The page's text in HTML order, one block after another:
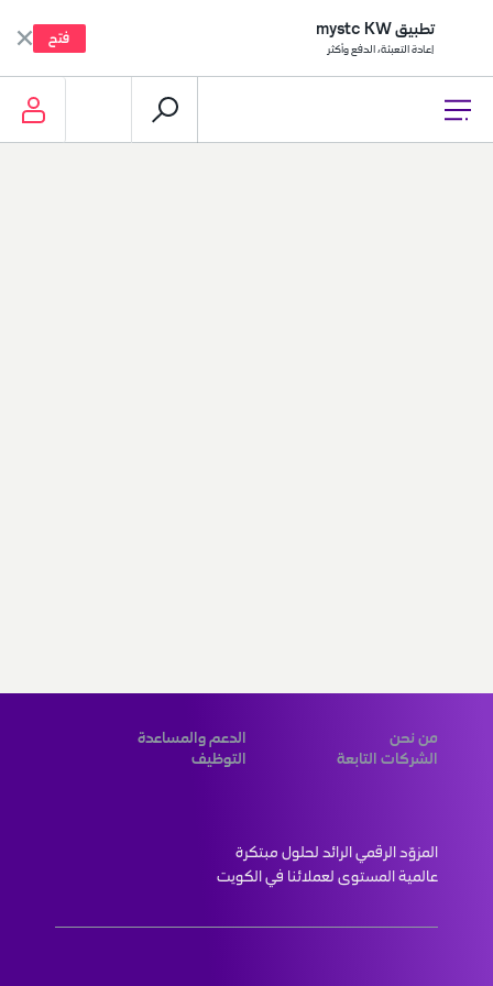
تطبيق mystc KW
إعادة التعبئة، الدفع وأكثر
فتح
من نحن
الدعم والمساعدة
الشركات التابعة
التوظيف
عالمية المستوى لعملائنا في الكويت